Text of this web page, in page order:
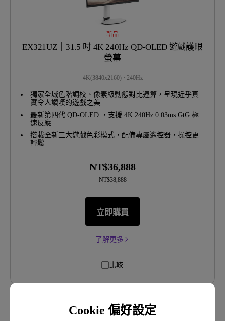
Cookie 偏好設定
新品
EX321UZ｜31.5 吋 4K 240Hz QD-OLED 遊戲護眼
螢幕
4K(3840x2160) 240Hz
獨家全域色階調校、像素級動態對比運算，呈現近乎真
實令人讚嘆的遊戲之美
最新第四代 QD-OLED ，支援 4K 240Hz 0.03ms GtG 極
速反應
搭載全新三大遊戲色彩模式，配備專屬遙控器，操控更
輕鬆
NT$36,888
NT$38,888
立即購買
了解更多
比較